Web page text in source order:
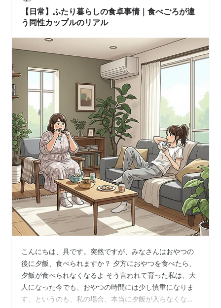
【日常】ふたり暮らしの食卓事情｜食べごろが違
う同性カップルのリアル
こんにちは、具です。突然ですが、みなさんはおやつの
後に夕飯、食べられますか？ 夕方におやつを食べたら、
夕飯が食べられなくなるよ そう言われて育った私は、大
人になった今でも、おやつの時間には少し慎重になりま
す。というのも、私の場合、本当に夕飯が入らなくなる